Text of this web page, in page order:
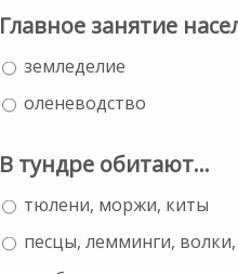
Главное занятие
земледелие
оленеводство
В тундре обитают…
тюлени, моржи, киты
песцы, лемминги, волки,